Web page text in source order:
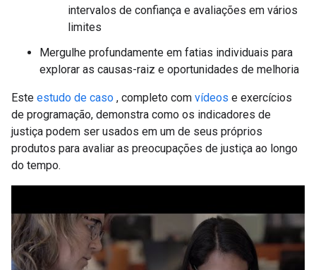
intervalos de confiança e avaliações em vários
limites
Mergulhe profundamente em fatias individuais para
explorar as causas-raiz e oportunidades de melhoria
Este estudo de caso , completo com vídeos e exercícios
de programação, demonstra como os indicadores de
justiça podem ser usados ​​em um de seus próprios
produtos para avaliar as preocupações de justiça ao longo
do tempo.